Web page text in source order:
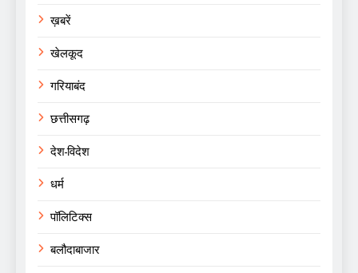
ख़बरें
खेलकूद
गरियाबंद
छत्तीसगढ़
देश-विदेश
धर्म
पॉलिटिक्स
बलौदाबाजार